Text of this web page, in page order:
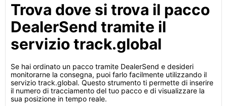
Trova dove si trova il pacco
DealerSend tramite il
servizio track.global
Se hai ordinato un pacco tramite DealerSend e desideri
monitorarne la consegna, puoi farlo facilmente utilizzando il
servizio track.global. Questo strumento ti permette di inserire
il numero di tracciamento del tuo pacco e di visualizzare la
sua posizione in tempo reale.